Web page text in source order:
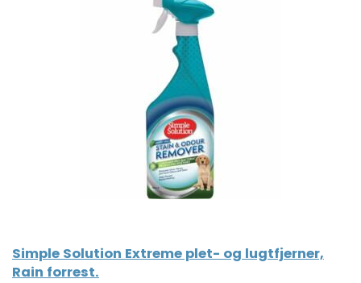
Simple Solution Extreme plet- og lugtfjerner,
Rain forrest.